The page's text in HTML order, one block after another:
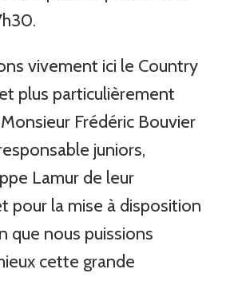
vivement ici le Country
plus particulièrement
Frédéric Bouvier
juniors,
Lamur de leur
pour la mise à disposition
que nous puissions
cette grande